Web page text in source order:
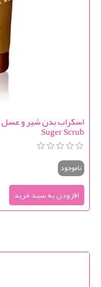
Suger Scrub
ناموجود